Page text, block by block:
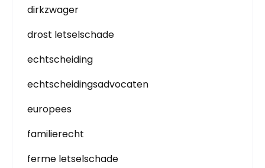
dirkzwager
drost letselschade
echtscheiding
echtscheidingsadvocaten
europees
familierecht
ferme letselschade